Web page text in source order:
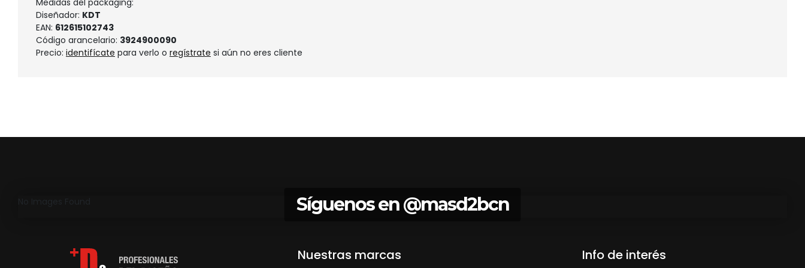
Medidas del packaging:
Diseñador: KDT
EAN: 612615102743
Código arancelario: 3924900090
Precio: identifícate para verlo o regístrate si aún no eres cliente
Síguenos en@masd2bcn
Nuestras marcas Info de interés